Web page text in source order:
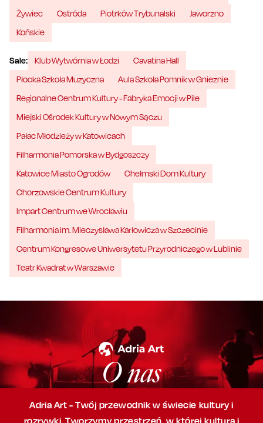
Żywiec
Ostróda Piotrków Trybunalski
Jaworzno
Końskie
Sale: Klub Wytwórnia w Łodzi
Cavatina Hall
Płocka Szkoła Muzyczna
Aula Szkoła Pomnik w Gnieznie
Regionalne Centrum Kultury - Fabryka Emocji w Pile
Miejski Ośrodek Kultury w Nowym Sączu
Pałac Młodzieży w Katowicach
Filharmonia Pomorska w Bydgoszczy
Katowice Miasto Ogrodów
Chełmski Dom Kultury
Chorzowskie Centrum Kultury
Impart Centrum we Wrocławiu
Filharmonia im. Mieczysława Karłowicza w Szczecinie
Centrum Kongresowe Uniwersytetu Przyrodniczego w Lublinie
Teatr Kwadrat w Warszawie
O nas
Adria Art - Twój przewodnik w świecie kultury i
rozrywki. Tworzymy przestrzeń,w której kultura i